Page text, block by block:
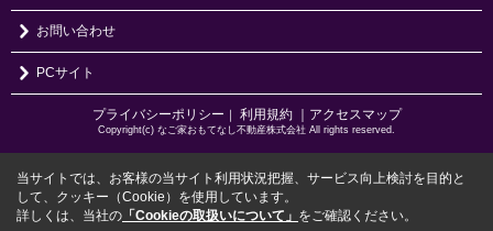
お問い合わせ
PCサイト
プライバシーポリシー 利用規約 ｜アクセスマップ
Copyright(c) なご家おもてなし不動産株式会社 All rights reserved.
当サイトでは、お客様の当サイト利用状況把握、サービス向上検討を目的と
して、クッキー（Cookie）を使用しています。
詳しくは、当社の 「Cookieの取扱いについて」 をご確認ください。